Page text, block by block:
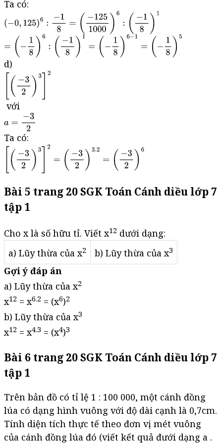
Ta có:
d)
với
Ta có:
Bài 5 trang 20 SGK Toán Cánh diều lớp 7
tập 1
Cho x là số hữu tỉ. Viết x12 dưới dạng:
a) Lũy thừa của x2 b) Lũy thừa của x3
Gợi ý đáp án
a) Lũy thừa của x2
x12 = x6.2 = (x6)2
b) Lũy thừa của x3
x12 = x4.3 = (x4)3
Bài 6 trang 20 SGK Toán Cánh diều lớp 7
tập 1
Trên bản đồ có tỉ lệ 1 : 100 000, một cánh đồng
lúa có dạng hình vuông với độ dài cạnh là 0,7cm.
Tính diện tích thực tế theo đơn vị mét vuông
của cánh đồng lúa đó (viết kết quả đưới dạng a .